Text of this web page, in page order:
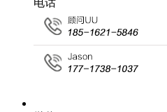
电话